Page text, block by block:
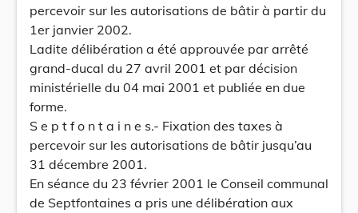
percevoir sur les autorisations de bâtir à partir du
1er janvier 2002.
Ladite délibération a été approuvée par arrêté
grand-ducal du 27 avril 2001 et par décision
ministérielle du 04 mai 2001 et publiée en due
forme.
S e p t f o n t a i n e s.- Fixation des taxes à
percevoir sur les autorisations de bâtir jusqu’au
31 décembre 2001.
En séance du 23 février 2001 le Conseil communal
de Septfontaines a pris une délibération aux